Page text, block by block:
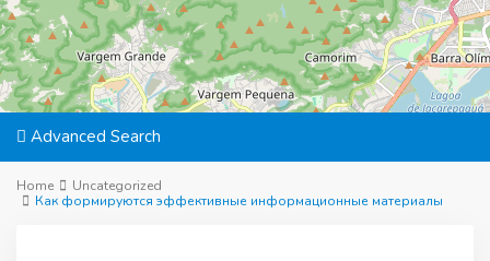
Advanced Search
Home
Uncategorized
Как формируются эффективные информационные материалы